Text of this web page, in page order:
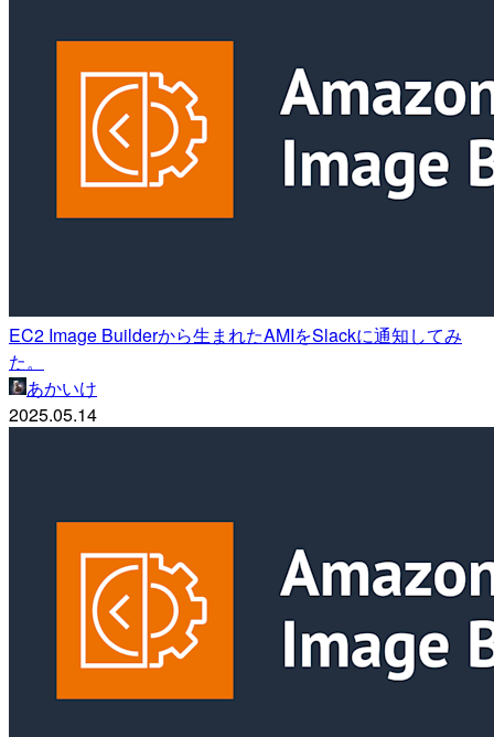
EC2 Image Builderから生まれたAMIをSlackに通知してみ
た。
あかいけ
2025.05.14